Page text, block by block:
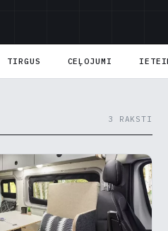
TIRGUS CEĻOJUMI
3 RAKSTI